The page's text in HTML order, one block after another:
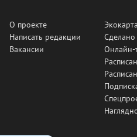
О проекте
Написать редакции
Вакансии
Экокарта
Сделано
Онлайн-